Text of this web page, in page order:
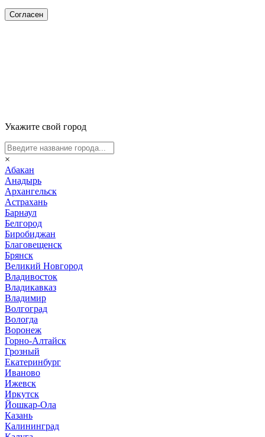
Согласен
Укажите свой город
×
Абакан
Анадырь
Архангельск
Астрахань
Барнаул
Белгород
Биробиджан
Благовещенск
Брянск
Великий Новгород
Владивосток
Владикавказ
Владимир
Волгоград
Вологда
Воронеж
Горно-Алтайск
Грозный
Екатеринбург
Иваново
Ижевск
Иркутск
Йошкар-Ола
Казань
Калининград